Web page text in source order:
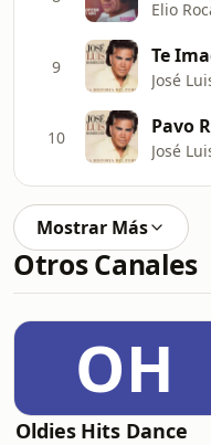
Elio
9 Te
José
10 Pavo
José
Mostrar Más
Otros Canales
OH
Oldies Hits Dance